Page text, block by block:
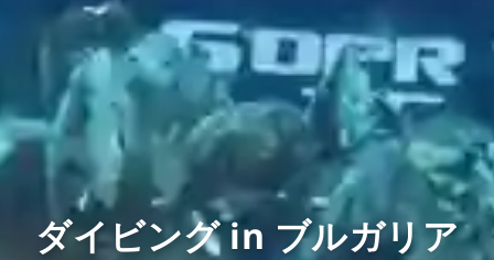
ダイビング in ブルガリア